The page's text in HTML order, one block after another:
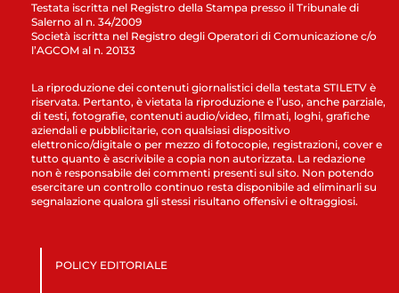
Testata iscritta nel Registro della Stampa presso il Tribunale di
Salerno al n. 34/2009
Società iscritta nel Registro degli Operatori di Comunicazione c/o
l’AGCOM al n. 20133
La riproduzione dei contenuti giornalistici della testata STILETV è
riservata. Pertanto, è vietata la riproduzione e l’uso, anche parziale,
di testi, fotografie, contenuti audio/video, filmati, loghi, grafiche
aziendali e pubblicitarie, con qualsiasi dispositivo
elettronico/digitale o per mezzo di fotocopie, registrazioni, cover e
tutto quanto è ascrivibile a copia non autorizzata. La redazione
non è responsabile dei commenti presenti sul sito. Non potendo
esercitare un controllo continuo resta disponibile ad eliminarli su
segnalazione qualora gli stessi risultano offensivi e oltraggiosi.
POLICY EDITORIALE